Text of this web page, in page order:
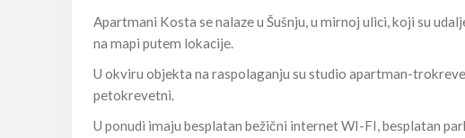
Apartmani Kosta se nalaze u Šušnju, u mirnoj ulici, koji su
na mapi putem lokacije.
U okviru objekta na raspolaganju su studio apartman-
petokrevetni.
U ponudi imaju besplatan bežični internet WI-FI, besplatan